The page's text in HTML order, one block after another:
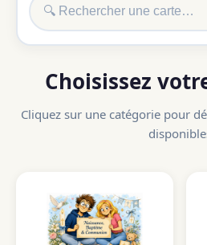
Choisissez
Cliquez sur une catégorie pour